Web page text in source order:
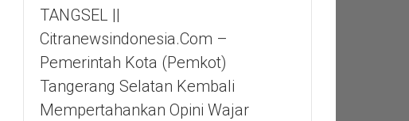
TANGSEL ||
Citranewsindonesia.com –
Pemerintah Kota (Pemkot)
Tangerang Selatan Kembali
Mempertahankan Opini Wajar